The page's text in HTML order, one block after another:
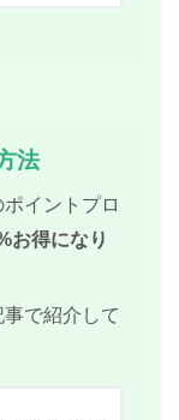
法
イントプロ
お得になり
で紹介して